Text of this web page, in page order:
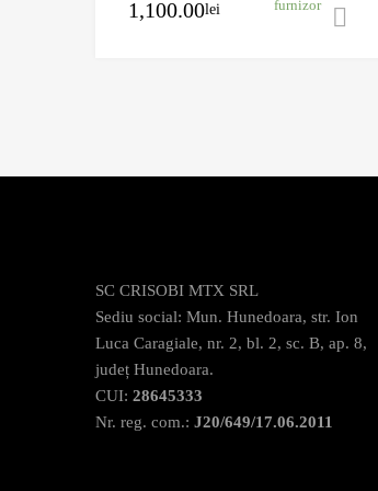
1,100.00lei
furnizor
SC CRISOBI MTX SRL
Sediu social: Mun. Hunedoara, str. Ion
Luca Caragiale, nr. 2, bl. 2, sc. B, ap. 8,
județ Hunedoara.
CUI: 28645333
Nr. reg. com.: J20/649/17.06.2011